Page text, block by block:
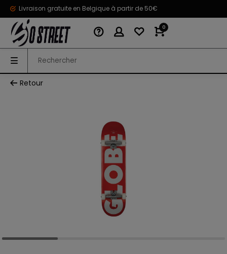
Livraison gratuite en Belgique à partir de 50€
0
Retour